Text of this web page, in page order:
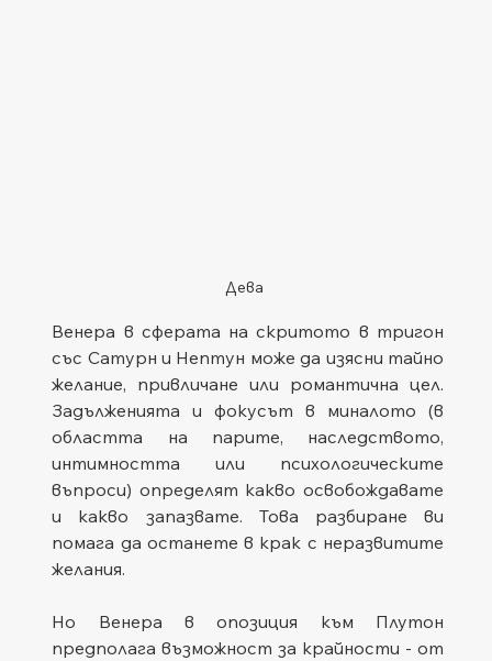
Дева
Венера в сферата на скритото в тригон
със Сатурн и Нептун може да изясни тайно
желание, привличане или романтична цел.
Задълженията и фокусът в миналото (в
областта на парите, наследството,
интимността или психологическите
въпроси) определят какво освобождавате
и какво запазвате. Това разбиране ви
помага да останете в крак с неразвитите
желания.
Но Венера в опозиция към Плутон
предполага възможност за крайности - от